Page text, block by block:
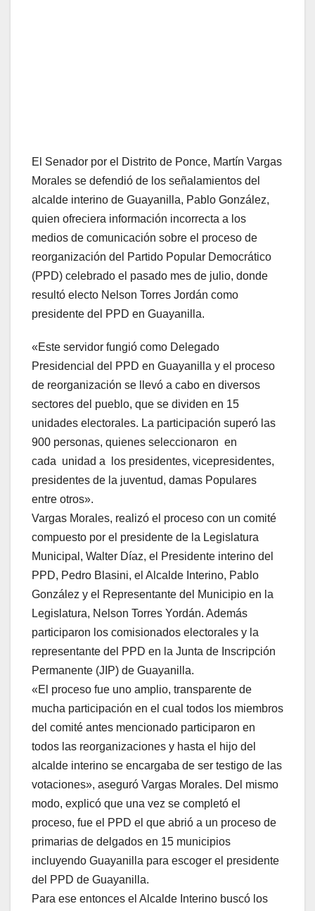
El Senador por el Distrito de Ponce, Martín Vargas
Morales se defendió de los señalamientos del
alcalde interino de Guayanilla, Pablo González,
quien ofreciera información incorrecta a los
medios de comunicación sobre el proceso de
reorganización del Partido Popular Democrático
(PPD) celebrado el pasado mes de julio, donde
resultó electo Nelson Torres Jordán como
presidente del PPD en Guayanilla.
«Este servidor fungió como Delegado
Presidencial del PPD en Guayanilla y el proceso
de reorganización se llevó a cabo en diversos
sectores del pueblo, que se dividen en 15
unidades electorales. La participación superó las
900 personas, quienes seleccionaron en
cada unidad a los presidentes, vicepresidentes,
presidentes de la juventud, damas Populares
entre otros».
Vargas Morales, realizó el proceso con un comité
compuesto por el presidente de la Legislatura
Municipal, Walter Díaz, el Presidente interino del
PPD, Pedro Blasini, el Alcalde Interino, Pablo
González y el Representante del Municipio en la
Legislatura, Nelson Torres Yordán. Además
participaron los comisionados electorales y la
representante del PPD en la Junta de Inscripción
Permanente (JIP) de Guayanilla.
«El proceso fue uno amplio, transparente de
mucha participación en el cual todos los miembros
del comité antes mencionado participaron en
todos las reorganizaciones y hasta el hijo del
alcalde interino se encargaba de ser testigo de las
votaciones», aseguró Vargas Morales. Del mismo
modo, explicó que una vez se completó el
proceso, fue el PPD el que abrió a un proceso de
primarias de delgados en 15 municipios
incluyendo Guayanilla para escoger el presidente
del PPD de Guayanilla.
Para ese entonces el Alcalde Interino buscó los